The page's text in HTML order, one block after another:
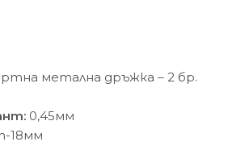
метална дръжка – 2 бр.
0,45мм
18мм